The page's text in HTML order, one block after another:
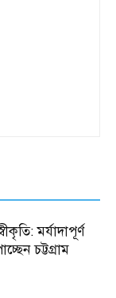
মর্যাদাপূর্ণ
চট্টগ্রাম